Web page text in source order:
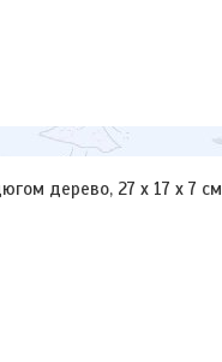
дерево, 27 х 17 х 7 см